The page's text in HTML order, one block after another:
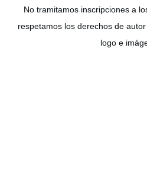
No tramitamos inscripciones a
respetamos los derechos de
logo e